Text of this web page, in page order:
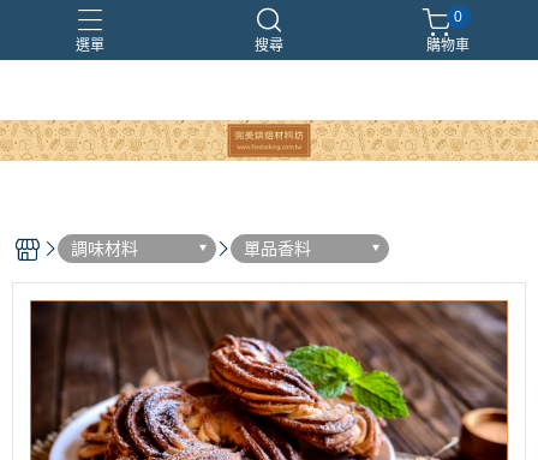
選單 搜尋
0
購物車
調味材料 單品香料